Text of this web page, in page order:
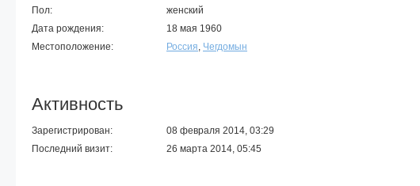
Пол:
женский
Дата рождения:
18 мая 1960
Местоположение:
Россия, Чегдомын
Активность
Зарегистрирован:
08 февраля 2014, 03:29
Последний визит:
26 марта 2014, 05:45